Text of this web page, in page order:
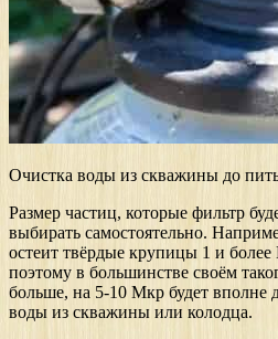
Очистка воды из скважины до
Размер частиц, которые фильтр
выбирать самостоятельно.
остеит твёрдые крупицы 1 и
поэтому в большинстве своём
больше, на 5-10 Мкр будет вполне
воды из скважины или колодца.